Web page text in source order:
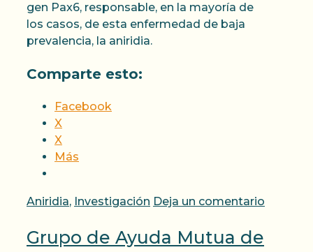
gen Pax6, responsable, en la mayoría de
los casos, de esta enfermedad de baja
prevalencia, la aniridia.
Comparte esto:
Facebook
X
X
Más
Categorías
Aniridia, Investigación Deja un comentario
Grupo de Ayuda Mutua de